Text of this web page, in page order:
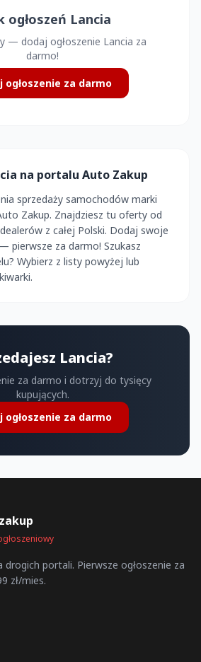
ogłoszeń Lancia
— dodaj ogłoszenie Lancia za
darmo!
ogłoszenie za darmo
na portalu Auto Zakup
sprzedaży samochodów marki
Zakup. Znajdziesz tu oferty od
z całej Polski. Dodaj swoje
pierwsze za darmo! Szukasz
Wybierz z listy powyżej lub
Lancia?
za darmo i dotrzyj do tysięcy
kupujących.
ogłoszenie za darmo
portali. Pierwsze ogłoszenie za
zł/mies.